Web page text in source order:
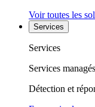
Voir toutes les
Services
Services
Services managés
Détection et